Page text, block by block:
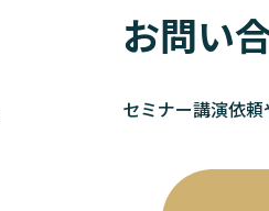
お問い
セミナー講演依